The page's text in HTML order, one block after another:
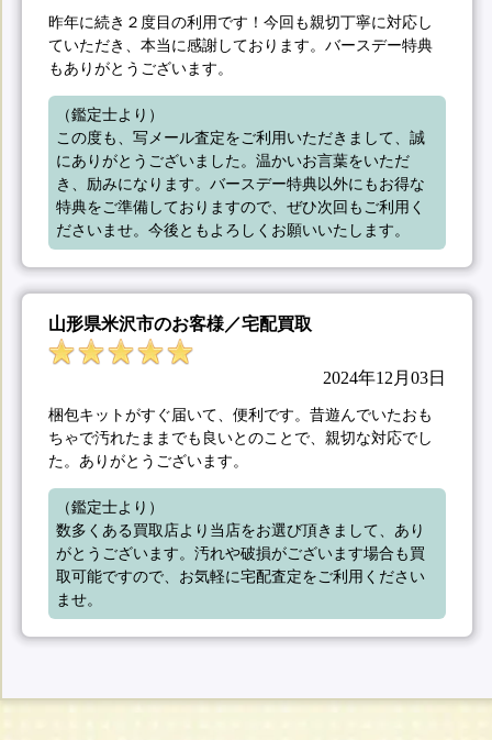
昨年に続き２度目の利用です！今回も親切丁寧に対応し
ていただき、本当に感謝しております。バースデー特典
もありがとうございます。
（鑑定士より）
この度も、写メール査定をご利用いただきまして、誠
にありがとうございました。温かいお言葉をいただ
き、励みになります。バースデー特典以外にもお得な
特典をご準備しておりますので、ぜひ次回もご利用く
ださいませ。今後ともよろしくお願いいたします。
山形県米沢市のお客様／宅配買取
2024年12月03日
梱包キットがすぐ届いて、便利です。昔遊んでいたおも
ちゃで汚れたままでも良いとのことで、親切な対応でし
た。ありがとうございます。
（鑑定士より）
数多くある買取店より当店をお選び頂きまして、あり
がとうございます。汚れや破損がございます場合も買
取可能ですので、お気軽に宅配査定をご利用ください
ませ。